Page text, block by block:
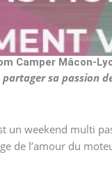
Camper Mâcon-
sa passion
un weekend multi
de l’amour du